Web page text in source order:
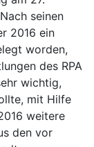
seinen
2016 ein
worden,
des RPA
wichtig,
mit Hilfe
weitere
den vor